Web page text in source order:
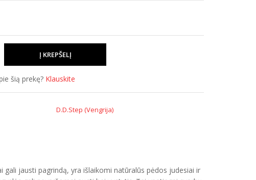
šią prekę? Klauskite
D.D.Step (Vengrija)
jausti pagrindą, yra išlaikomi natūralūs pėdos judesiai ir